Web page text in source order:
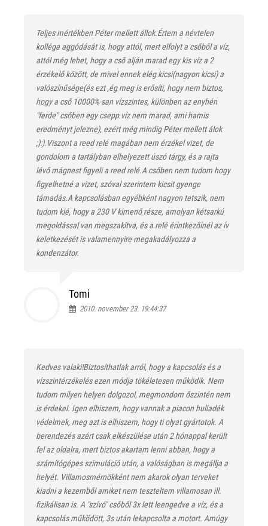
Teljes mértékben Péter mellett állok.Értem a névtelen
kolléga aggódását is, hogy attól, mert elfolyt a csőből a víz,
attól még lehet, hogy a cső alján marad egy kis víz a 2
érzékelő között, de mivel ennek elég kicsi(nagyon kicsi) a
valószínűsége(és ezt ,ég meg is erősíti, hogy nem biztos,
hogy a cső 10000%-san vízszintes, különben az enyhén
"ferde" csőben egy csepp víz nem marad, ami hamis
eredményt jelezne), ezért még mindig Péter mellett álok
;):).Viszont a reed relé magában nem érzékel vizet, de
gondolom a tartályban elhelyezett úszó tárgy, és a rajta
lévő mágnest figyeli a reed relé.A csőben nem tudom hogy
figyelhetné a vizet, szóval szerintem kicsit gyenge
támadás.A kapcsolásban egyébként nagyon tetszik, nem
tudom kié, hogy a 230 V kimenő része, amolyan kétsarkú
megoldással van megszakítva, és a relé érintkezőinél az ív
keletkezését is valamennyire megakadályozza a
kondenzátor.
Tomi
2010. november 23. 19:44:37
Kedves valaki!Biztosíthatlak arról, hogy a kapcsolás és a
vízszintérzékelés ezen módja tökéletesen működik. Nem
tudom milyen helyen dolgozol, megmondom őszintén nem
is érdekel. Igen elhiszem, hogy vannak a piacon hulladék
védelmek, meg azt is elhiszem, hogy ti olyat gyártotok. A
berendezés azért csak elkészülése után 2 hónappal került
fel az oldalra, mert biztos akartam lenni abban, hogy a
számítógépes szimuláció után, a valóságban is megállja a
helyét. Villamosmérnökként nem akarok olyan terveket
kiadni a kezemből amiket nem teszteltem villamosan ill.
fizikálisan is. A "szívó" csőből 3x lett leengedve a víz, és a
kapcsolás működött, 3s után lekapcsolta a motort. Amúgy